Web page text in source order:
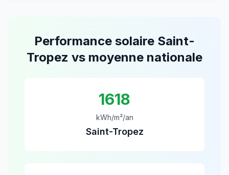
Performance solaire Saint-
Tropez vs moyenne nationale
1618
kWh/m²/an
Saint-Tropez